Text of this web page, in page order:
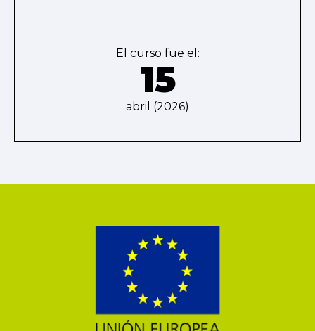
El curso fue el:
15
abril (2026)